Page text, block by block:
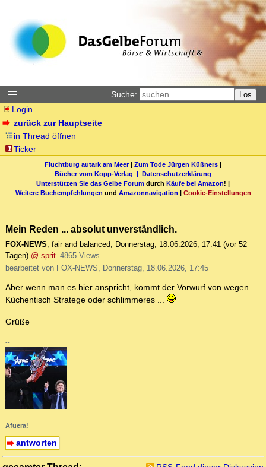
Suche: Los
Login
zurück zur Hauptseite
in Thread öffnen
Ticker
Fluchtburg autark am Meer| Zum Tode Jürgen Küßners |
Bücher vom Kopp-Verlag | Datenschutzerklärung
Unterstützen Sie das Gelbe Forum durch Käufe bei Amazon! |
Weitere Buchempfehlungen und Amazonnavigation | Cookie-Einstellungen
Mein Reden ... absolut unverständlich.
FOX-NEWS, fair and balanced, Donnerstag, 18.06.2026, 17:41 (vor 52
Tagen) @ sprit 4865 Views
bearbeitet von FOX-NEWS, Donnerstag, 18.06.2026, 17:45
Aber wenn man es hier anspricht, kommt der Vorwurf von wegen
Küchentisch Stratege oder schlimmeres ...
Grüße
--
Afuera!
antworten